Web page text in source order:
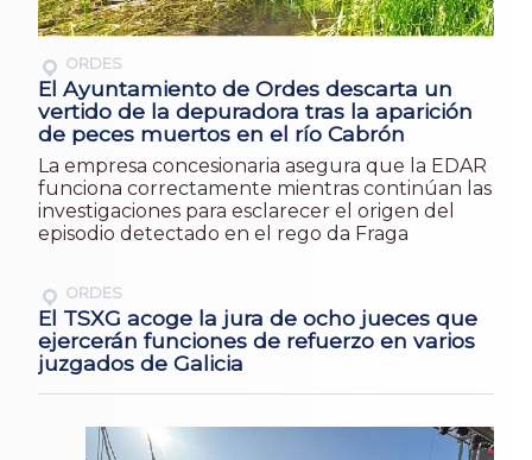
ORDES
El Ayuntamiento de Ordes descarta un
vertido de la depuradora tras la aparición
de peces muertos en el río Cabrón
La empresa concesionaria asegura que la EDAR
funciona correctamente mientras continúan las
investigaciones para esclarecer el origen del
episodio detectado en el rego da Fraga
ORDES
El TSXG acoge la jura de ocho jueces que
ejercerán funciones de refuerzo en varios
juzgados de Galicia